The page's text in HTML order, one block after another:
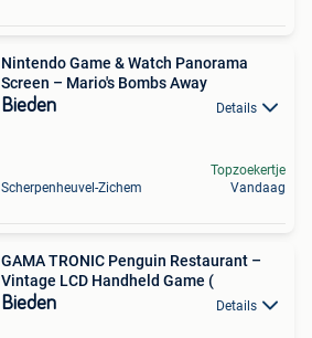
Nintendo Game & Watch Panorama
Screen – Mario's Bombs Away
Bieden Details
Scherpenheuvel-Zichem
Topzoekertje
Vandaag
GAMA TRONIC Penguin Restaurant –
Vintage LCD Handheld Game (
Bieden Details